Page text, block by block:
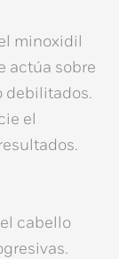
minoxidil
actúa sobre
debilitados.
el
cabello